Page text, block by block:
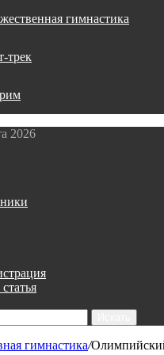
гимнастика
трек
2026
гимнастика/